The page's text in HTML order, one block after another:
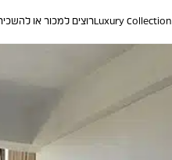
Luxury Collectionרוצים למכור או